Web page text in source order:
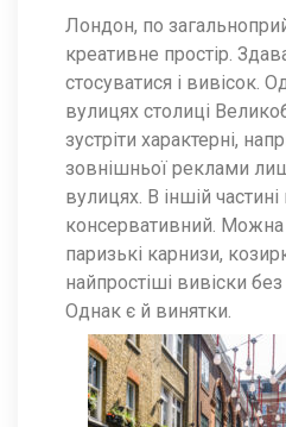
Лондон, по
креативне простір.
стосуватися і вивісок.
вулицях столиці
зустріти характерні,
зовнішньої реклами
вулицях. В іншій
консервативний. Можна
паризькі карнизи,
найпростіші вивіски без
Однак є й винятки.